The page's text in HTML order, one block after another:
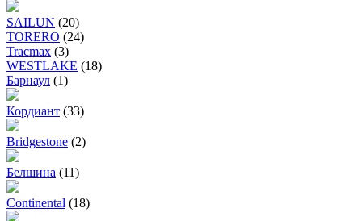
SAILUN (20)
TORERO (24)
Tracmax (3)
WESTLAKE (18)
Барнаул (1)
Кордиант (33)
Bridgestone (2)
Белшина (11)
Continental (18)